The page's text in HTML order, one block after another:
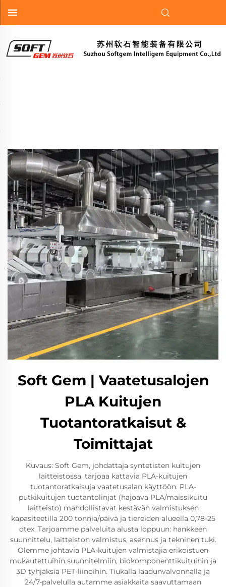
Soft Gem | Vaatetusalojen
PLA Kuitujen
Tuotantoratkaisut &
Toimittajat
Kuvaus: Soft Gem, johdattaja syntetisten kuitujen
laitteistossa, tarjoaa kattavia PLA-kuitujen
tuotantoratkaisuja vaatetusalan käyttöön. PLA-
putkikuitujen tuotantolinjat (hajoava PLA/maissikuitu
laitteisto) mahdollistavat kestävän valmistuksen
kapasiteetilla 200 tonnia/päivä ja tiereiden alueella 0,78-25
dtex. Tarjoamme palveluita alusta loppuun: hankkeen
suunnittelu, laitteiston valmistus, asennus ja tekninen tuki.
Olemme johtavia PLA-kuitujen valmistajia erikoistuen
mukautettuihin suunnitelmiin, biokomponenttikuituihin ja
3D tyhjäksiä PET-liinoihin. Tiukalla laadunvalvonnalla ja
24/7-palvelulla autamme asiakkaita saavuttamaan